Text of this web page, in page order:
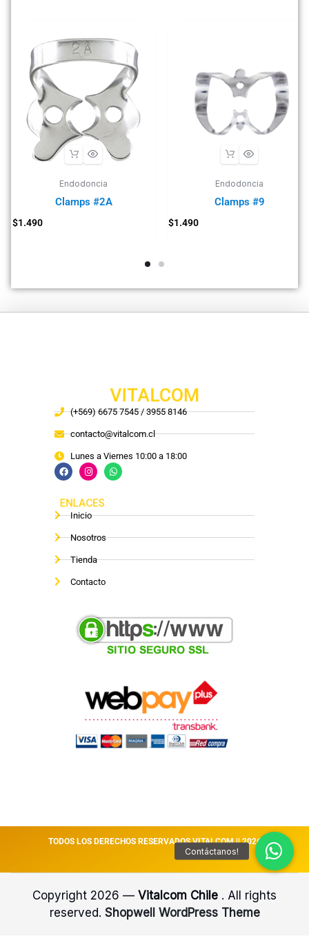
Endodoncia
Clamps #2A
$1.490
Endodoncia
Clamps #9
$1.490
VITALCOM
(+569) 6675 7545 / 3955 8146
contacto@vitalcom.cl
Lunes a Viernes 10:00 a 18:00
ENLACES
Inicio
Nosotros
Tienda
Contacto
TODOS LOS DERECHOS RESERVADOS VITALCOM || 2026
Copyright 2026 — Vitalcom Chile . All rights
reserved. Shopwell WordPress Theme